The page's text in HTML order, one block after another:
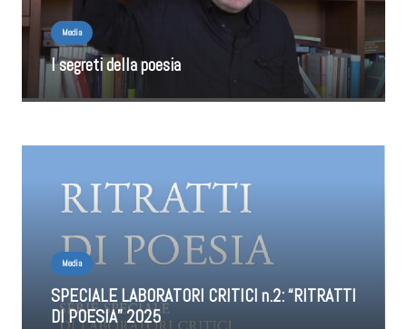
Media
I segreti della poesia
Media
SPECIALE LABORATORI CRITICI n.2: “RITRATTI
DI POESIA” 2025